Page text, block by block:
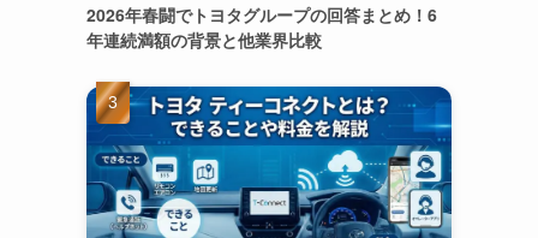
2026年春闘でトヨタグループの回答まとめ！6
年連続満額の背景と他業界比較